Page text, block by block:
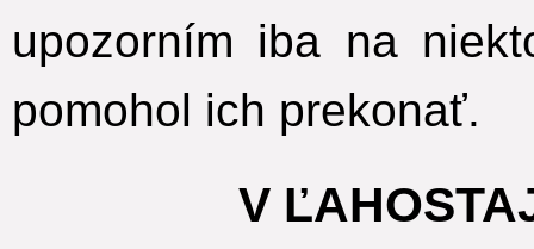
upozorním iba na
pomohol ich prekonať.
V